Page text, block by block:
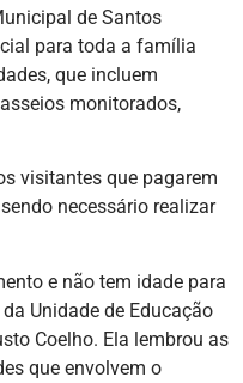
de Santos
para toda a família
que incluem
monitorados,
visitantes que pagarem
necessário realizar
e não tem idade para
Unidade de Educação
Coelho. Ela lembrou as
que envolvem o